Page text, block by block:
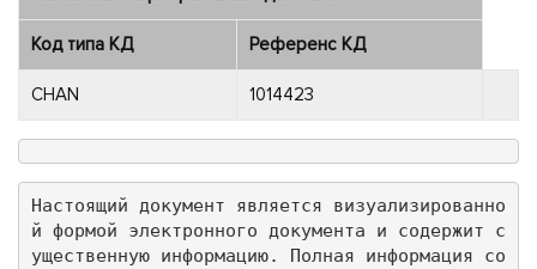
Код типа КД Референс КД
CHAN 1014423
Настоящий документ является визуализированно
й формой электронного документа и содержит с
ущественную информацию. Полная информация со